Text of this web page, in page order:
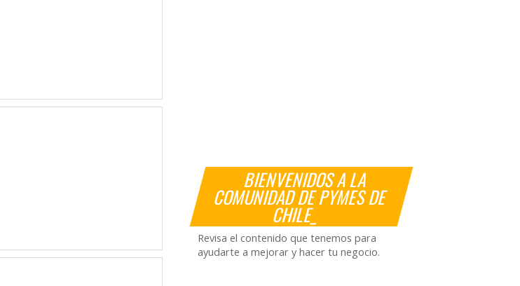
BIENVENIDOS A LA
COMUNIDAD DE PYMES DE
CHILE_
Revisa el contenido que tenemos para
ayudarte a mejorar y hacer tu negocio.